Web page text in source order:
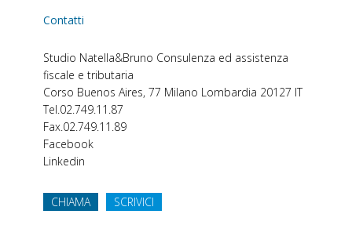
Contatti
Studio Natella&Bruno Consulenza ed assistenza
fiscale e tributaria
Corso Buenos Aires, 77 Milano Lombardia 20127 IT
Tel.02.749.11.87
Fax.02.749.11.89
Facebook
Linkedin
CHIAMA SCRIVICI